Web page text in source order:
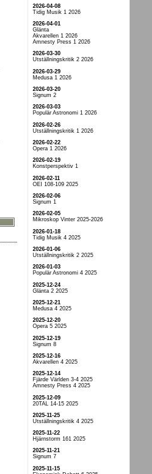
2026-04-08
Tidig Musik 1 2026
2026-04-01
Glänta
Akvarellen 1 2026
Amnesty Press 1 2026
2026-03-30
Utställningskritik 2 2026
2026-03-29
Medusa 1 2026
2026-03-20
Signum 2
2026-03-03
Populär Astronomi 1 2026
2026-02-26
Utställningskritik 1 2026
2026-02-22
Opera 1 2026
2026-02-19
Konstperspektiv 1
2026-02-11
OEI 108-109 2025
2026-02-06
Signum 1
2026-02-05
Mikroskop Vinter 2025-2026
2026-01-18
Tidig Musik 4 2025
2026-01-06
Utställningskritik 2 2025
2026-01-03
Populär Astronomi 4 2025
2025-12-24
Glänta 2 2025
2025-12-21
Medusa 4 2025
2025-12-20
Opera 5 2025
2025-12-19
Signum 8
2025-12-16
Akvarellen 4 2025
2025-12-14
Fjärde Världen 3-4 2025
Amnesty Press 4 2025
2025-12-09
20TAL 14-15 2025
2025-11-25
Utställningskritik 4 2025
2025-11-22
Hjärnstorm 161 2025
2025-11-21
Signum 7
2025-11-15